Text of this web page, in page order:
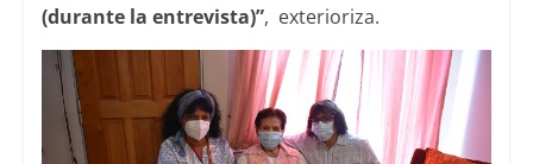
(durante la entrevista)”, exterioriza.